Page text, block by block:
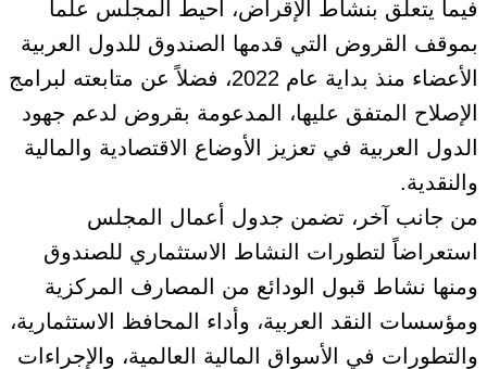
فيما يتعلق بنشاط الإقراض، أحيط المجلس علماً
بموقف القروض التي قدمها الصندوق للدول العربية
الأعضاء منذ بداية عام 2022، فضلاً عن متابعته لبرامج
الإصلاح المتفق عليها، المدعومة بقروض لدعم جهود
الدول العربية في تعزيز الأوضاع الاقتصادية والمالية
والنقدية.
من جانب آخر، تضمن جدول أعمال المجلس
استعراضاً لتطورات النشاط الاستثماري للصندوق
ومنها نشاط قبول الودائع من المصارف المركزية
ومؤسسات النقد العربية، وأداء المحافظ الاستثمارية،
والتطورات في الأسواق المالية العالمية، والإجراءات